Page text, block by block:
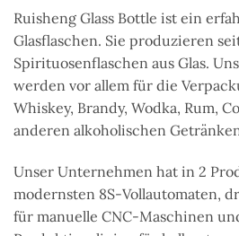
Ruisheng Glass Bottle ist ein
Glasflaschen. Sie produzieren
Spirituosenflaschen aus Glas.
werden vor allem für die
Whiskey, Brandy, Wodka, Rum,
anderen alkoholischen
Unser Unternehmen hat in 2
modernsten 8S-Vollautomaten,
für manuelle CNC-Maschinen